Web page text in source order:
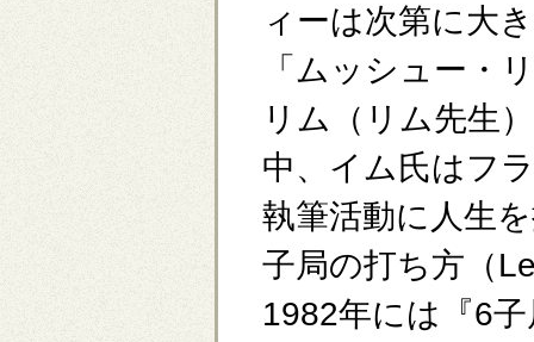
ィーは次第に大
「ムッシュー・
リム（リム先生
中、イム氏はフ
執筆活動に人生
子局の打ち方（
1982年には『6